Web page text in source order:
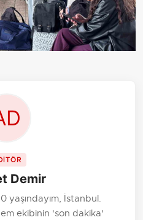
Demir
yaşındayım, İstanbul.
ekibinin 'son dakika'